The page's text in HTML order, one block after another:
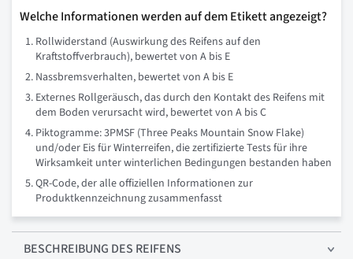
Welche Informationen werden auf dem Etikett angezeigt?
Rollwiderstand (Auswirkung des Reifens auf den
Kraftstoffverbrauch), bewertet von A bis E
Nassbremsverhalten, bewertet von A bis E
Externes Rollgeräusch, das durch den Kontakt des Reifens mit
dem Boden verursacht wird, bewertet von A bis C
Piktogramme: 3PMSF (Three Peaks Mountain Snow Flake)
und/oder Eis für Winterreifen, die zertifizierte Tests für ihre
Wirksamkeit unter winterlichen Bedingungen bestanden haben
QR-Code, der alle offiziellen Informationen zur
Produktkennzeichnung zusammenfasst
BESCHREIBUNG DES REIFENS